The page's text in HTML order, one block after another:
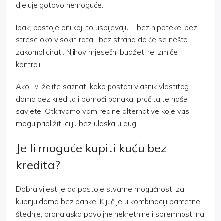
djeluje gotovo nemoguće.
Ipak, postoje oni koji to uspijevaju – bez hipoteke, bez
stresa oko visokih rata i bez straha da će se nešto
zakomplicirati. Njihov mjesečni budžet ne izmiče
kontroli.
Ako i vi želite saznati kako postati vlasnik vlastitog
doma bez kredita i pomoći banaka, pročitajte naše
savjete. Otkrivamo vam realne alternative koje vas
mogu približiti cilju bez ulaska u dug.
Je li moguće kupiti kuću bez
kredita?
Dobra vijest je da postoje stvarne mogućnosti za
kupnju doma bez banke. Ključ je u kombinaciji pametne
štednje, pronalaska povoljne nekretnine i spremnosti na